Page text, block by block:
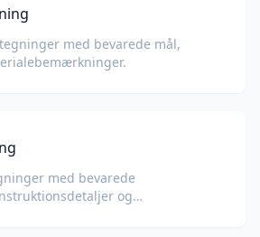
med bevarede mål,
med bevarede
og